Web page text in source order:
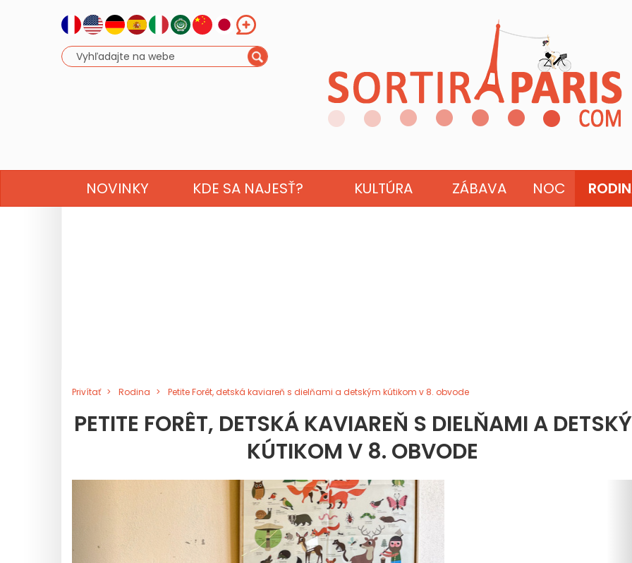
NOVINKY KDE SA NAJESŤ? KULTÚRA ZÁBAVA NOC
Privítať Rodina Petite Forêt, detská kaviareň s dielňami a detským kútikom v 8. obvode
PETITE FORÊT, DETSKÁ KAVIAREŇ S DIELŇAMI A
KÚTIKOM V 8. OBVODE